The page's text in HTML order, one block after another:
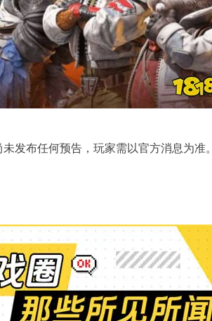
发布任何预告，玩家需以官方消息为准。